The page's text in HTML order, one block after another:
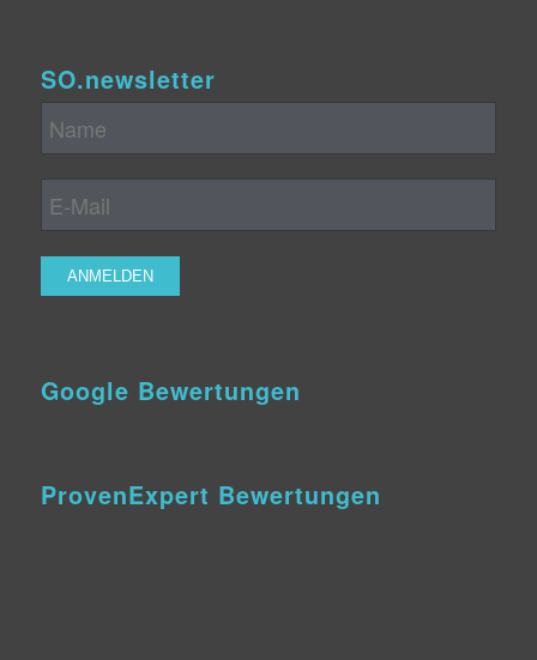
SO.newsletter
Google Bewertungen
ProvenExpert Bewertungen